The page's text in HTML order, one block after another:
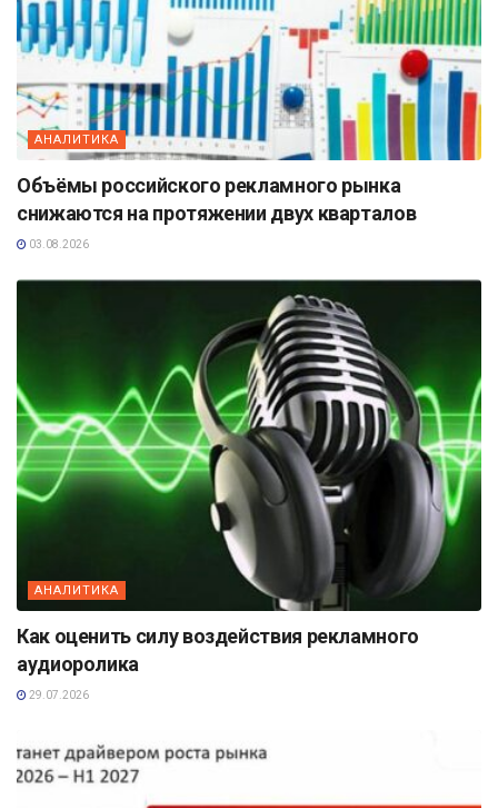
АНАЛИТИКА
Объёмы российского рекламного рынка
снижаются на протяжении двух кварталов
03.08.2026
АНАЛИТИКА
Как оценить силу воздействия рекламного
аудиоролика
29.07.2026